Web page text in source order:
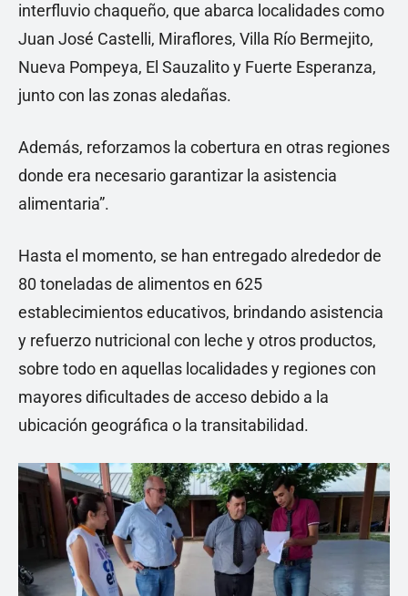
interfluvio chaqueño, que abarca localidades como
Juan José Castelli, Miraflores, Villa Río Bermejito,
Nueva Pompeya, El Sauzalito y Fuerte Esperanza,
junto con las zonas aledañas.
Además, reforzamos la cobertura en otras regiones
donde era necesario garantizar la asistencia
alimentaria”.
Hasta el momento, se han entregado alrededor de
80 toneladas de alimentos en 625
establecimientos educativos, brindando asistencia
y refuerzo nutricional con leche y otros productos,
sobre todo en aquellas localidades y regiones con
mayores dificultades de acceso debido a la
ubicación geográfica o la transitabilidad.